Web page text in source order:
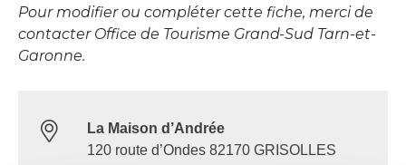
Pour modifier ou compléter cette fiche, merci de
contacter Office de Tourisme Grand-Sud Tarn-et-
Garonne.
La Maison d’Andrée
120 route d’Ondes 82170 GRISOLLES